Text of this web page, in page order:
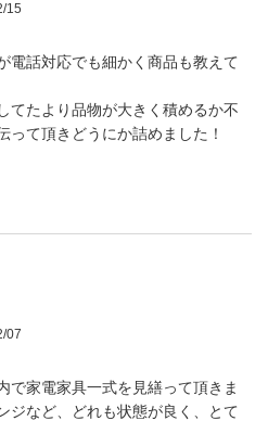
15
電話対応でも細かく商品も教えて
てたより品物が大きく積めるか不
て頂きどうにか詰めました！
07
で家電家具一式を見繕って頂きま
ジなど、どれも状態が良く、とて